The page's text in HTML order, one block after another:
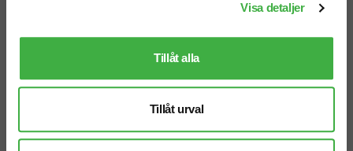
Visa detaljer
Tillåt alla
Tillåt urval
Telefon: 019-760 65 00